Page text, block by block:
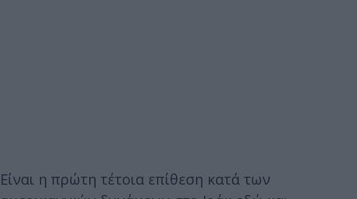
Είναι η πρώτη τέτοια επίθεση κατά των